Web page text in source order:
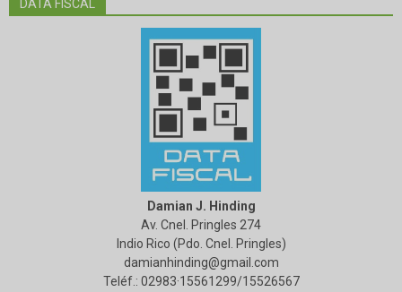
DATA FISCAL
Damian J. Hinding
Av. Cnel. Pringles 274
Indio Rico (Pdo. Cnel. Pringles)
damianhinding@gmail.com
Teléf.: 02983·15561299/15526567